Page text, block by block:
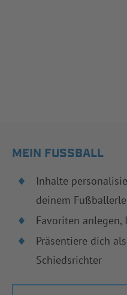
MEIN FUSSBALL
Inhalte
deinem
Favoriten
Präsentiere dich
Schiedsrichter